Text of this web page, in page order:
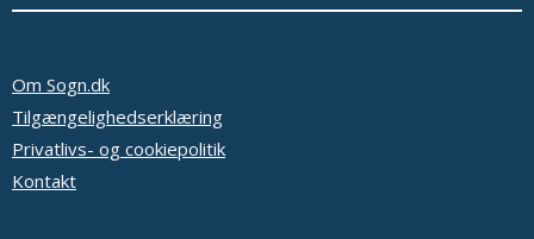
Om Sogn.dk
Tilgængelighedserklæring
Privatlivs- og cookiepolitik
Kontakt